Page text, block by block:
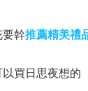
幹推薦精美禮
買日思夜想的